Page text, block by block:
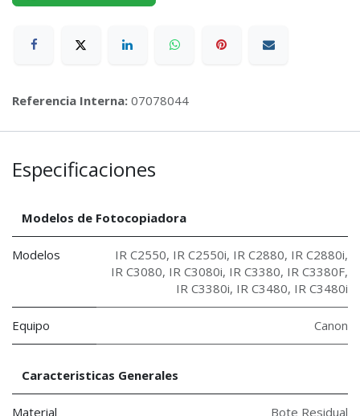
Referencia Interna: 07078044
Especificaciones
Modelos de Fotocopiadora
Modelos IR C2550, IR C2550i, IR C2880, IR C2880i,
IR C3080, IR C3080i, IR C3380, IR C3380F,
IR C3380i, IR C3480, IR C3480i
Equipo Canon
Caracteristicas Generales
Material Bote Residual